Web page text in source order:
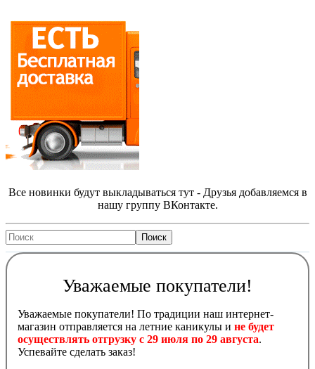
Все новинки будут выкладываться тут - Друзья добавляемся в
нашу группу ВКонтакте.
Уважаемые покупатели!
Уважаемые покупатели! По традиции наш интернет-
магазин отправляется на летние каникулы и не будет
осуществлять отгрузку с 29 июля по 29 августа.
Успевайте сделать заказ!